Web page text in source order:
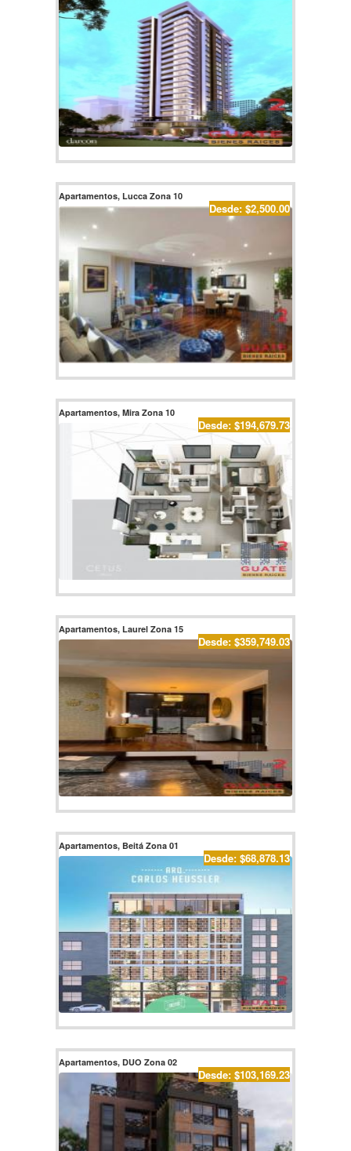
Apartamentos, Lucca Zona 10
Desde: $2,500.00
Apartamentos, Mira Zona 10
Desde: $194,679.73
Apartamentos, Laurel Zona 15
Desde: $359,749.03
Apartamentos, Beitá Zona 01
Desde: $68,878.13
Apartamentos, DUO Zona 02
Desde: $103,169.23